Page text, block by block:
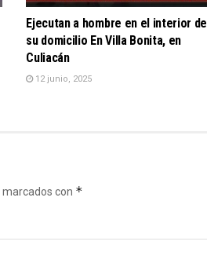
Ejecutan a hombre en el interior de
su domicilio En Villa Bonita, en
Culiacán
12 junio, 2025
con *